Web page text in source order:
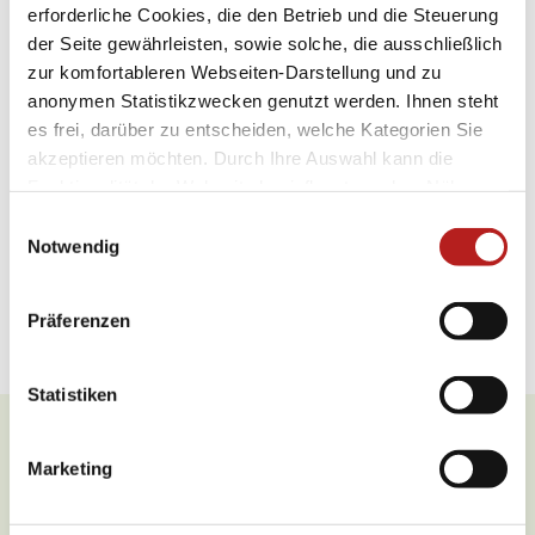
erforderliche Cookies, die den Betrieb und die Steuerung
der Seite gewährleisten, sowie solche, die ausschließlich
zur komfortableren Webseiten-Darstellung und zu
anonymen Statistikzwecken genutzt werden. Ihnen steht
es frei, darüber zu entscheiden, welche Kategorien Sie
akzeptieren möchten. Durch Ihre Auswahl kann die
Datenschutzbestimmungen.
Notwendig
Präferenzen
Statistiken
Marketing
Öffnungszeiten
Küchenangebote
Zahlungsmöglichkeiten
Spezialitäten
Anreise
Weitere Infos
Was möchten Sie als nächstes